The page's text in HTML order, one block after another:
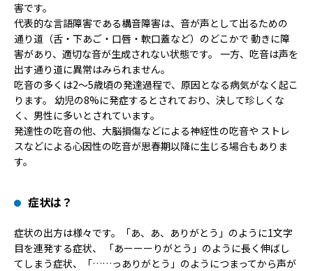
害です。
代表的な言語障害である構音障害は、音が声として出るための
通り道（舌・下あご・口唇・軟口蓋など）のどこかで 動きに障
害があり、適切な音が生成されない状態です。 一方、吃音は声を
出す通り道に異常はみられません。
吃音の多くは2～5歳頃の発達過程で、原因となる病気がなく起こ
ります。 幼児の8%に発症するとされており、決して珍しくな
く、男性に多いとされています。
発達性の吃音の他、大脳損傷などによる神経性の吃音や ストレ
スなどによる心因性の吃音が思春期以降に生じる場合もありま
す。
症状は？
症状の出方は様々です。「あ、あ、ありがとう」のように1文字
目を連発する症状、 「あーーーりがとう」のように長く伸ばし
てしまう症状、「……っありがとう」のようにつまってから声が